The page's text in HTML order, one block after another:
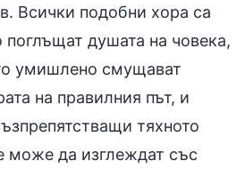
Всички подобни хора са
поглъщат душата на човека,
умишлено смущават
на правилния път, и
тяхното
може да изглеждат със